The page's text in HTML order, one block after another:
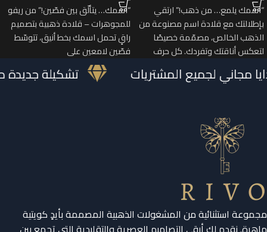
“اسمك يلمع… من ذهب!” ارتقي
بإطلالتك مع قلادة اسم مصنوعة من
الذهب الخالص، مصمّمة خصيصًا
لتعكس أناقتك وتفردك. كل حرف
“اسمك… يتألّق بين فصّين!” من ريفو
للمجوهرات – قلادة ذهبية بتصميم
راقٍ تحمل اسمك بخط أنيق، تتوسّط
فصّين لامعين على
مجاني لجميع المشتريات تشكيلة
مجموعة استثنائية من المشغولات الذهبية المصممة بأيدٍ كويتية